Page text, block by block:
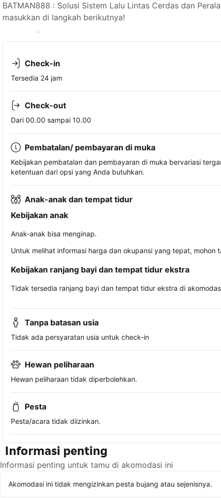
BATMAN888 : Solusi Sistem Lalu Lintas Cerdas dan
masukkan di langkah berikutnya!
Lihat ketersediaan
Check-in
Tersedia 24 jam
Check-out
Dari 00.00 sampai 10.00
Pembatalan/ pembayaran di muka
Kebijakan pembatalan dan pembayaran di muka bervariasi
ketentuan dari opsi yang Anda butuhkan.
Anak-anak dan tempat tidur
Kebijakan anak
Anak-anak bisa menginap.
Untuk melihat informasi harga dan okupansi yang tepat,
Kebijakan ranjang bayi dan tempat tidur ekstra
Tidak tersedia ranjang bayi dan tempat tidur ekstra di
Tanpa batasan usia
Tidak ada persyaratan usia untuk check-in
Hewan peliharaan
Hewan peliharaan tidak diperbolehkan.
Pesta
Pesta/acara tidak diizinkan.
Informasi penting
Informasi penting untuk tamu di akomodasi ini
Akomodasi ini tidak mengizinkan pesta bujang atau sejenisnya.